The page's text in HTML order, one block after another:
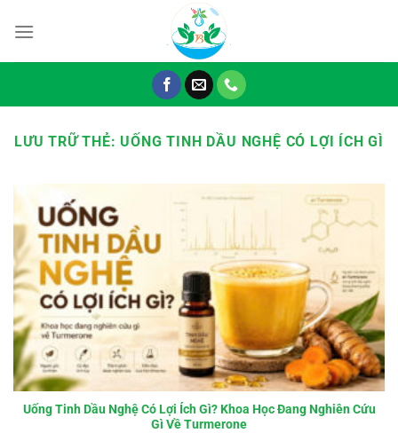
đến
LƯU TRỮ THẺ: UỐNG TINH DẦU NGHỆ CÓ LỢI ÍCH GÌ
Uống Tinh Dầu Nghệ Có Lợi Ích Gì? Khoa Học Đang Nghiên Cứu
Gì Về Turmerone